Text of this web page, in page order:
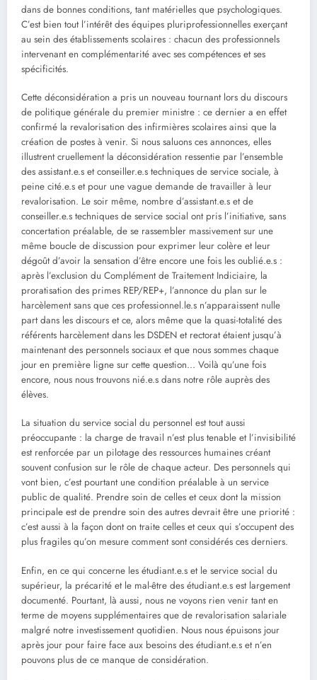
dans de bonnes conditions, tant matérielles que psychologiques.
C’est bien tout l’intérêt des équipes pluriprofessionnelles exerçant
au sein des établissements scolaires : chacun des professionnels
intervenant en complémentarité avec ses compétences et ses
spécificités.
Cette déconsidération a pris un nouveau tournant lors du discours
de politique générale du premier ministre : ce dernier a en effet
confirmé la revalorisation des infirmières scolaires ainsi que la
création de postes à venir. Si nous saluons ces annonces, elles
illustrent cruellement la déconsidération ressentie par l’ensemble
des assistant.e.s et conseiller.e.s techniques de service sociale, à
peine cité.e.s et pour une vague demande de travailler à leur
revalorisation. Le soir même, nombre d’assistant.e.s et de
conseiller.e.s techniques de service social ont pris l’initiative, sans
concertation préalable, de se rassembler massivement sur une
même boucle de discussion pour exprimer leur colère et leur
dégoût d’avoir la sensation d’être encore une fois les oublié.e.s :
après l’exclusion du Complément de Traitement Indiciaire, la
proratisation des primes REP/REP+, l’annonce du plan sur le
harcèlement sans que ces professionnel.le.s n’apparaissent nulle
part dans les discours et ce, alors même que la quasi-totalité des
référents harcèlement dans les DSDEN et rectorat étaient jusqu’à
maintenant des personnels sociaux et que nous sommes chaque
jour en première ligne sur cette question… Voilà qu’une fois
encore, nous nous trouvons nié.e.s dans notre rôle auprès des
élèves.
La situation du service social du personnel est tout aussi
préoccupante : la charge de travail n’est plus tenable et l’invisibilité
est renforcée par un pilotage des ressources humaines créant
souvent confusion sur le rôle de chaque acteur. Des personnels qui
vont bien, c’est pourtant une condition préalable à un service
public de qualité. Prendre soin de celles et ceux dont la mission
principale est de prendre soin des autres devrait être une priorité :
c’est aussi à la façon dont on traite celles et ceux qui s’occupent des
plus fragiles qu’on mesure comment sont considérés ces derniers.
Enfin, en ce qui concerne les étudiant.e.s et le service social du
supérieur, la précarité et le mal-être des étudiant.e.s est largement
documenté. Pourtant, là aussi, nous ne voyons rien venir tant en
terme de moyens supplémentaires que de revalorisation salariale
malgré notre investissement quotidien. Nous nous épuisons jour
après jour pour faire face aux besoins des étudiant.e.s et n’en
pouvons plus de ce manque de considération.